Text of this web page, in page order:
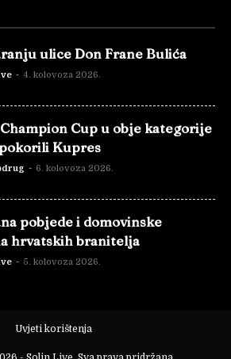
ulice Don Frane Bulića
- 4. kolovoza 2026.
Cup u obje kategorije
Kupres
- 6. kolovoza 2026.
pobjede i domovinske
hrvatskih branitelja
- 5. kolovoza 2026.
Uvjeti korištenja